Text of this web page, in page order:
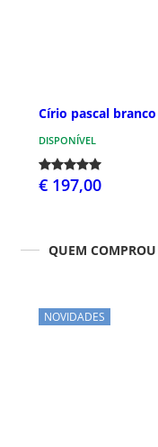
Círio pascal
DISPONÍVEL
€ 197,00
QUEM
NOVIDADES